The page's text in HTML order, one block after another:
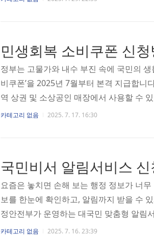
기한 내에 사용자가 교섭창구단일화 절차
이 가능합니다. ..
민생회복 소비쿠폰 신
정부는 고물가와 내수 부진 속에 국민의
비쿠폰’을 2025년 7월부터 본격 지급합니
역 상권 및 소상공인 매장에서 사용할 수
회복 소비쿠폰은 전 국민을 대상으로 지급
진행되며, 건강보험료 기준 중산층 이하에
카테고리 없음 2025. 7. 17. 16:30
국민비서 알림서비스
요즘은 놓치면 손해 보는 행정 정보가 너
보를 한눈에 확인하고, 알림까지 받을 수
정안전부가 운영하는 대국민 맞춤형 알림
납부 기한, 각종 지원금 안내 등 다양한 정
카테고리 없음 2025. 7. 16. 23:39